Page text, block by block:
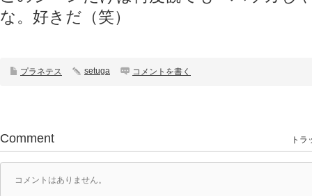
な。好きだ（笑）
プラネテス setuga コメントを書く
Comment トラ
コメントはありません。